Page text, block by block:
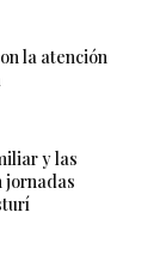
la atención
y las
jornadas